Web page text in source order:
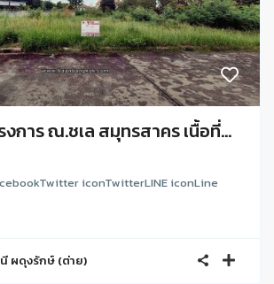
งการ ณ.ชเล สมุทรสาคร เนื้อที่...
iconTwitterLINE iconLine
ผดุงรักษ์ (ต่าย)